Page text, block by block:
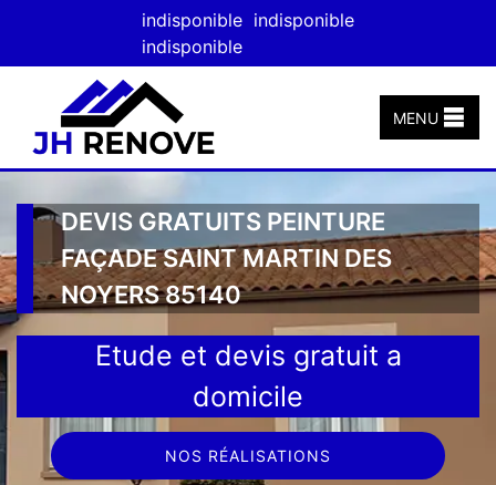
indisponible indisponible
indisponible
MENU
DEVIS GRATUITS PEINTURE
FAÇADE SAINT MARTIN DES
NOYERS 85140
Etude et devis gratuit a
domicile
NOS RÉALISATIONS